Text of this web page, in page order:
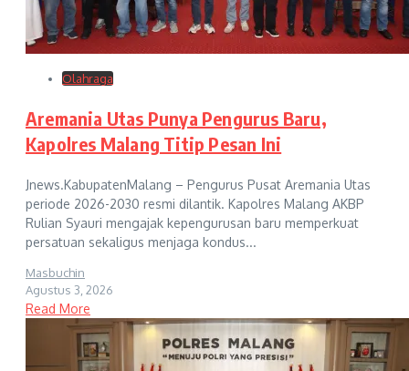
Olahraga
Aremania Utas Punya Pengurus Baru,
Kapolres Malang Titip Pesan Ini
Jnews.KabupatenMalang – Pengurus Pusat Aremania Utas
periode 2026-2030 resmi dilantik. Kapolres Malang AKBP
Rulian Syauri mengajak kepengurusan baru memperkuat
persatuan sekaligus menjaga kondus...
Masbuchin
Agustus 3, 2026
Read More